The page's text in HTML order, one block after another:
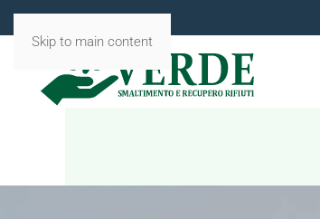
Skip to main content